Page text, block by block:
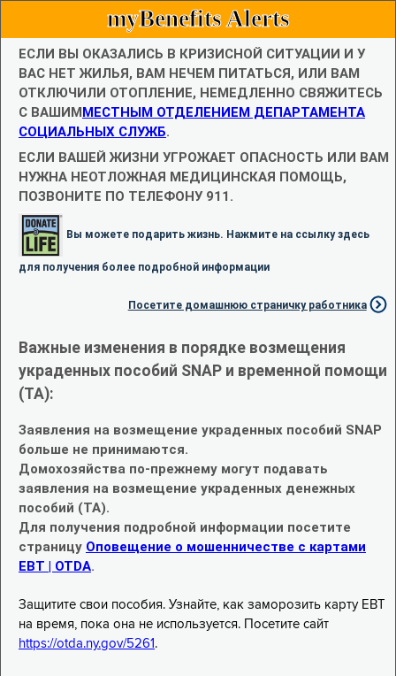
myBenefits Alerts
ЕСЛИ ВЫ ОКАЗАЛИСЬ В КРИЗИСНОЙ СИТУАЦИИ И У
ВАС НЕТ ЖИЛЬЯ, ВАМ НЕЧЕМ ПИТАТЬСЯ, ИЛИ ВАМ
ОТКЛЮЧИЛИ ОТОПЛЕНИЕ, НЕМЕДЛЕННО СВЯЖИТЕСЬ
С ВАШИММЕСТНЫМ ОТДЕЛЕНИЕМ ДЕПАРТАМЕНТА
СОЦИАЛЬНЫХ СЛУЖБ.
ЕСЛИ ВАШЕЙ ЖИЗНИ УГРОЖАЕТ ОПАСНОСТЬ ИЛИ ВАМ
НУЖНА НЕОТЛОЖНАЯ МЕДИЦИНСКАЯ ПОМОЩЬ,
ПОЗВОНИТЕ ПО ТЕЛЕФОНУ 911.
Вы можете подарить жизнь. Нажмите на ссылку здесь
для получения более подробной информации
Посетите домашнюю страничку работника
Важные изменения в порядке возмещения
украденных пособий SNAP и временной помощи
(TA):
Заявления на возмещение украденных пособий SNAP
больше не принимаются.
Домохозяйства по-прежнему могут подавать
заявления на возмещение украденных денежных
пособий (TA).
Для получения подробной информации посетите
страницу Оповещение о мошенничестве с картами
EBT | OTDA.
Защитите свои пособия. Узнайте, как заморозить карту EBT
на время, пока она не используется. Посетите сайт
https://otda.ny.gov/5261 .